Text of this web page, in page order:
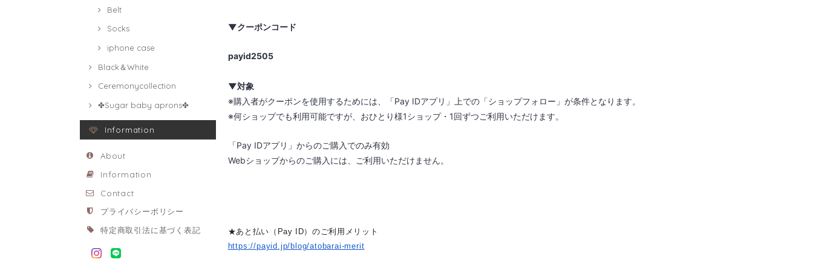
Belt
Socks
iphone case
Black＆White
Ceremonycollection
✤Sugar baby aprons✤
Information
About
Information
Contact
プライバシーポリシー
特定商取引法に基づく表記
▼クーポンコード
payid2505
▼対象
※購入者がクーポンを使用するためには、「Pay IDアプリ」上での「ショップフォロー」が条件となります。
※何ショップでも利用可能ですが、おひとり様1ショップ・1回ずつご利用いただけます。
「Pay IDアプリ」からのご購入でのみ有効
Webショップからのご購入には、ご利用いただけません。
★あと払い（Pay ID）のご利用メリット
https://payid.jp/blog/atobarai-merit